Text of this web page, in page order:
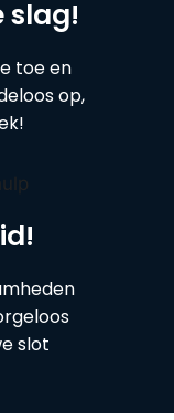
slag!
toe en
op,
slot